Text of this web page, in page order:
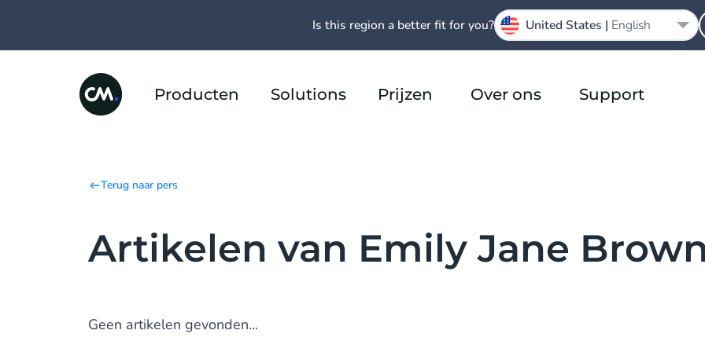
Producten Solutions Prijzen Over ons Support
Terug naar pers
Artikelen van Emily Jane
Geen artikelen gevonden...
Is this region a better fit for you? United States | English